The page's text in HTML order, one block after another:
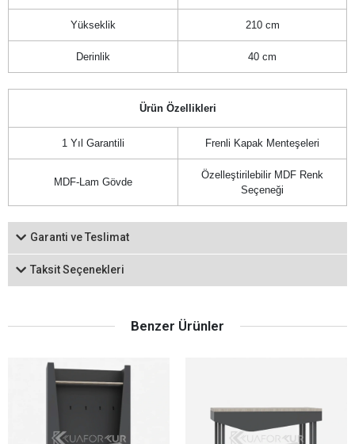
Yükseklik 210 cm
Derinlik 40 cm
Ürün Özellikleri
1 Yıl Garantili Frenli Kapak Menteşeleri
MDF-Lam Gövde
Özelleştirilebilir MDF Renk
Seçeneği
Garanti ve Teslimat
Taksit Seçenekleri
Benzer Ürünler